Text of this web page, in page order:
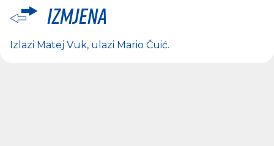
Izmjena
Izlazi Matej Vuk, ulazi Mario Čuić.